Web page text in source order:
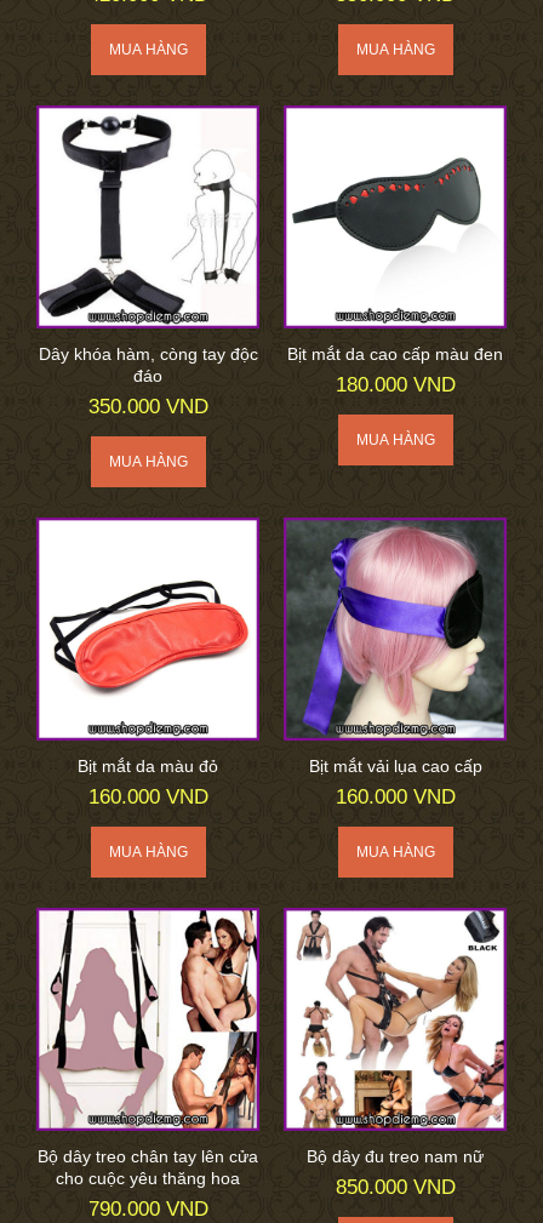
Dây khóa hàm, còng tay độc
đáo
350.000 VND
Bịt mắt da cao cấp màu đen
180.000 VND
Bịt mắt da màu đỏ
160.000 VND
Bịt mắt vải lụa cao cấp
160.000 VND
Bộ dây treo chân tay lên cửa
cho cuộc yêu thăng hoa
790.000 VND
Bộ dây đu treo nam nữ
850.000 VND